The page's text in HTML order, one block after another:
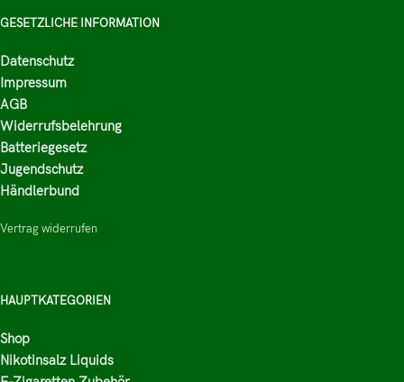
GESETZLICHE INFORMATION
Datenschutz
Impressum
AGB
Widerrufsbelehrung
Batteriegesetz
Jugendschutz
Händlerbund
Vertrag widerrufen
HAUPTKATEGORIEN
Shop
Nikotinsalz Liquids